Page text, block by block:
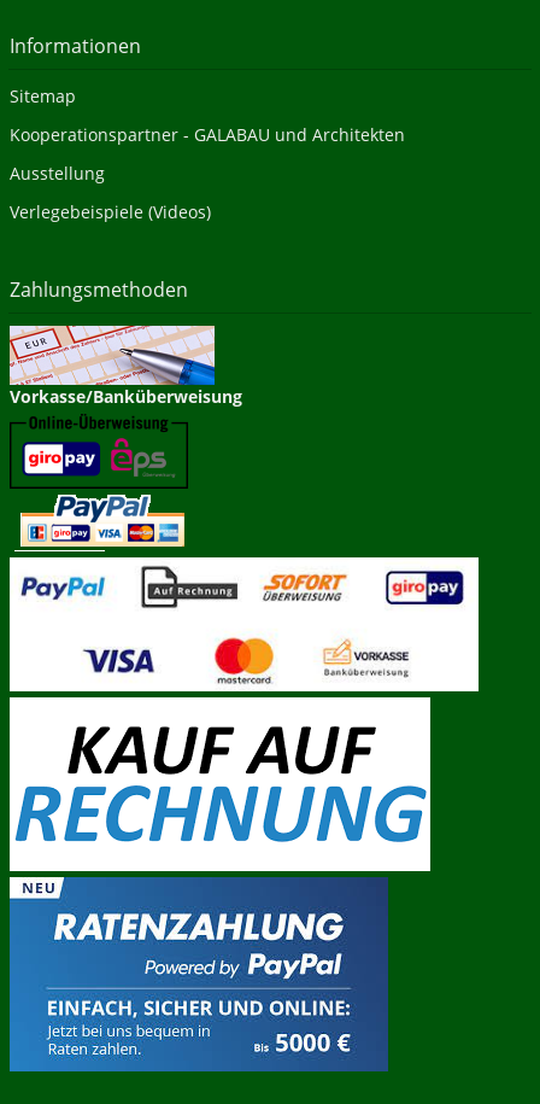
Informationen
Sitemap
Kooperationspartner - GALABAU und Architekten
Ausstellung
Verlegebeispiele (Videos)
Zahlungsmethoden
Vorkasse/Banküberweisung